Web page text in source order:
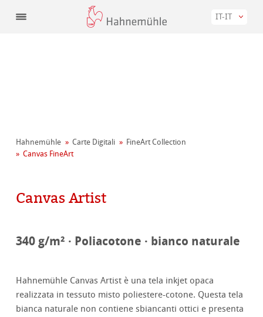
IT-IT
Hahnemühle Carte Digitali
FineArt Collection
Canvas FineArt
Canvas Artist
340 g/m² · Poliacotone · bianco naturale
Hahnemühle Canvas Artist è una tela inkjet opaca
realizzata in tessuto misto poliestere-cotone. Questa tela
bianca naturale non contiene sbiancanti ottici e presenta